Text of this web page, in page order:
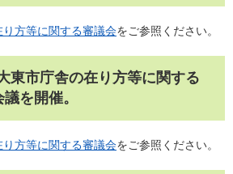
方等に関する審議会をご参照ください。
東市庁舎の在り方等に関する
を開催。
方等に関する審議会をご参照ください。